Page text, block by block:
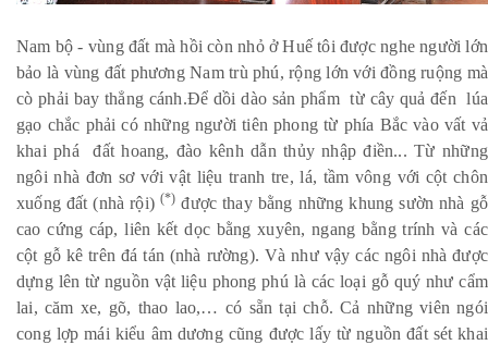
Nam bộ - vùng đất mà hồi còn nhỏ ở Huế tôi được nghe người lớn
bảo là vùng đất phương Nam trù phú, rộng lớn với đồng ruộng mà
cò phải bay thẳng cánh.Để dồi dào sản phẩm từ cây quả đến lúa
gạo chắc phải có những người tiên phong từ phía Bắc vào vất vả
khai phá đất hoang, đào kênh dẫn thủy nhập điền... Từ những
ngôi nhà đơn sơ với vật liệu tranh tre, lá, tầm vông với cột chôn
xuống đất (nhà rội) (*) được thay bằng những khung sườn nhà gỗ
cao cứng cáp, liên kết dọc bằng xuyên, ngang bằng trính và các
cột gỗ kê trên đá tán (nhà rường). Và như vậy các ngôi nhà được
dựng lên từ nguồn vật liệu phong phú là các loại gỗ quý như cẩm
lai, căm xe, gõ, thao lao,… có sẵn tại chỗ. Cả những viên ngói
cong lợp mái kiểu âm dương cũng được lấy từ nguồn đất sét khai